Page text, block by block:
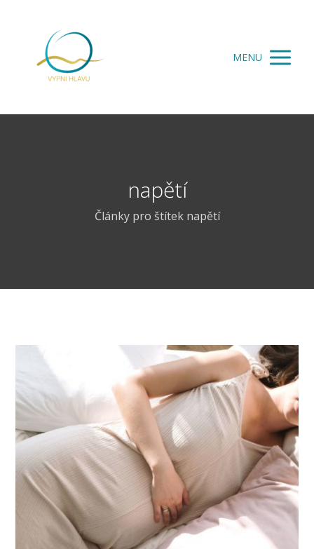
MENU
napětí
Články pro štítek napětí